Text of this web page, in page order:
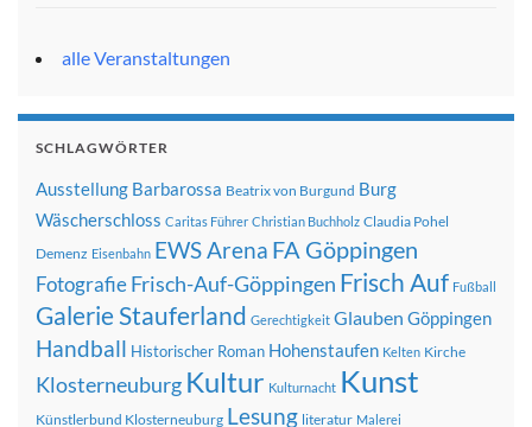
alle Veranstaltungen
SCHLAGWÖRTER
Ausstellung Barbarossa Beatrix von Burgund Burg
Wäscherschloss Caritas Führer Christian Buchholz Claudia Pohel
Demenz Eisenbahn EWS Arena FA Göppingen
FotografieFrisch-Auf-Göppingen Frisch Auf Fußball
Galerie Stauferland Gerechtigkeit Glauben Göppingen
Handball Historischer Roman Hohenstaufen Kelten Kirche
Klosterneuburg Kultur Kulturnacht Kunst
Künstlerbund Klosterneuburg Lesung literatur Malerei